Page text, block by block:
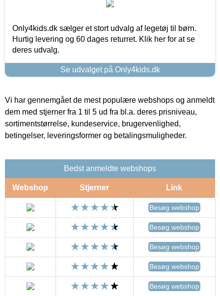
Only4kids.dk sælger et stort udvalg af legetøj til børn.
Hurtig levering og 60 dages returret. Klik her for at se
deres udvalg.
Se udvalget på Only4kids.dk
Vi har gennemgået de mest populære webshops og anmeldt
dem med stjerner fra 1 til 5 ud fra bl.a. deres prisniveau,
sortimentstørrelse, kundeservice, brugervenlighed,
betingelser, leveringsformer og betalingsmuligheder.
Bedst anmeldte webshops
Webshop Stjerner Link
Besøg webshop
Besøg webshop
Besøg webshop
Besøg webshop
Besøg webshop